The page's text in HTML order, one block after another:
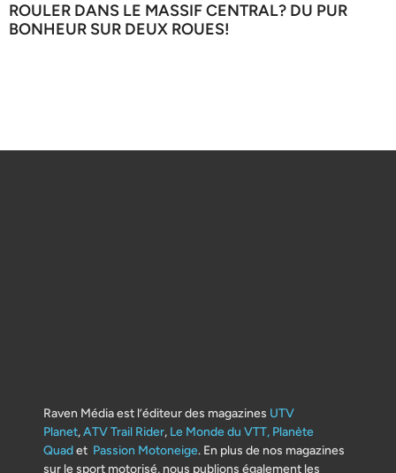
ROULER DANS LE MASSIF CENTRAL? DU PUR
BONHEUR SUR DEUX ROUES!
Raven Média est l’éditeur des magazines UTV
Planet,ATV Trail Rider, Le Monde du VTT, Planète
Quadet Passion Motoneige. En plus de nos magazines
sur le sport motorisé, nous publions également les